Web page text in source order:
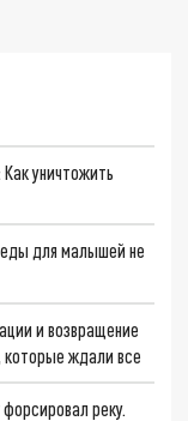
уничтожить
для малышей не
и возвращение
которые ждали все
реку.